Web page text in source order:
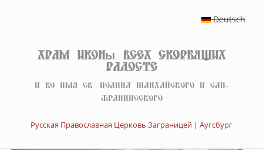
Deutsch
Храм иконы Всех скорбящих
Радосте
И во имя св. Иоанна Шанхайского и Сан-
Францисского
Русская Православная Церковь Заграницей | Аугсбург